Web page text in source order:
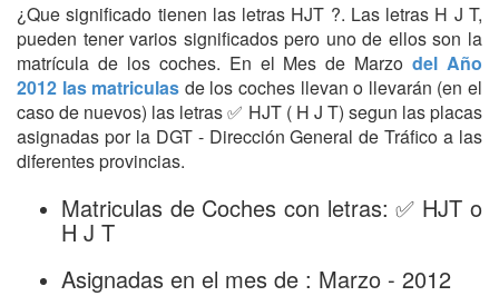
¿Que significado tienen las letras HJT ?. Las letras H J T,
pueden tener varios significados pero uno de ellos son la
matrícula de los coches. En el Mes de Marzodel Año
2012 las matriculas de los coches llevan o llevarán (en el
caso de nuevos) las letras ✅ HJT ( H J T) segun las placas
asignadas por la DGT - Dirección General de Tráfico a las
diferentes provincias.
Matriculas de Coches con letras: ✅ HJT o
H J T
Asignadas en el mes de : Marzo - 2012